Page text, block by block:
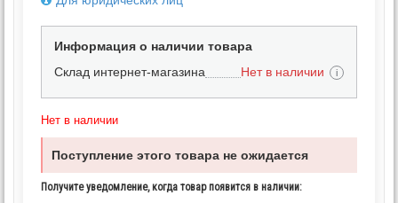
Информация о наличии товара
Склад интернет-магазина
Нет в наличии i
Нет в наличии
Поступление этого товара не ожидается
Получите уведомление, когда товар появится в наличии: